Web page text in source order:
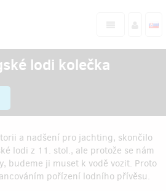
lodi kolečka
a nadšení pro jachting, skončilo
lodi z 11. stol., ale protože se nám
budeme ji muset k vodě vozit. Proto
pořízení lodního přívěsu.